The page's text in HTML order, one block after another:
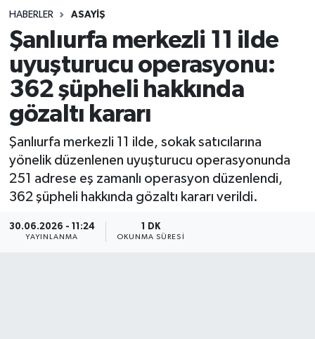
HABERLER ASAYIŞ
Şanlıurfa merkezli 11 ilde
uyuşturucu operasyonu:
362 şüpheli hakkında
gözaltı kararı
Şanlıurfa merkezli 11 ilde, sokak satıcılarına
yönelik düzenlenen uyuşturucu operasyonunda
251 adrese eş zamanlı operasyon düzenlendi,
362 şüpheli hakkında gözaltı kararı verildi.
30.06.2026 - 11:24
YAYINLANMA
1 DK
OKUNMA SÜRESI
Spor
Teknoloji